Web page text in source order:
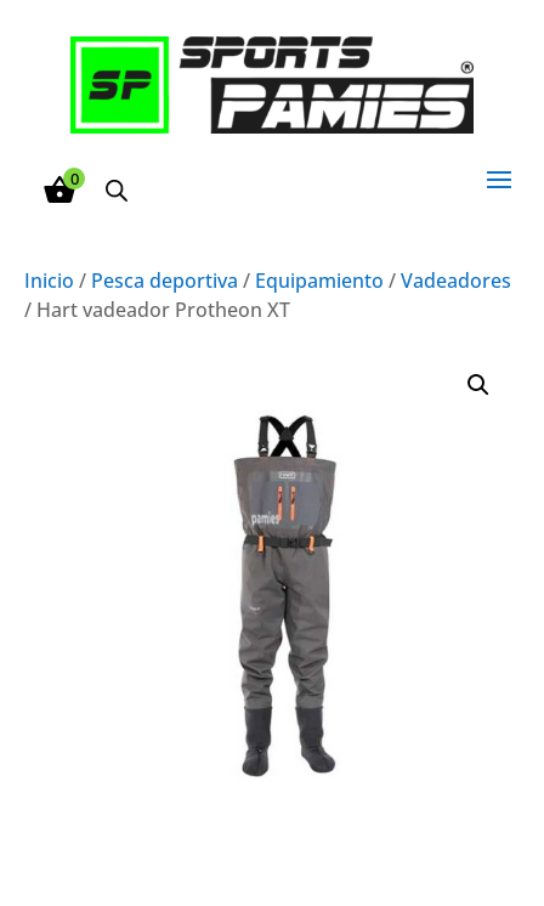
0
Inicio / Pesca deportiva / Equipamiento /Vadeadores
/ Hart vadeador Protheon XT